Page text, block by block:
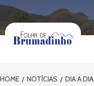
Skip
content
HOME NOTÍCIAS DIA A DIA